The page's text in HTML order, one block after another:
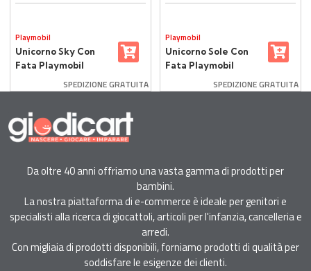
Playmobil
Unicorno Sky Con
Fata Playmobil
SPEDIZIONE GRATUITA
Playmobil
Unicorno Sole Con
Fata Playmobil
SPEDIZIONE GRATUITA
Da oltre 40 anni offriamo una vasta gamma di prodotti per
bambini.
La nostra piattaforma di e-commerce è ideale per genitori e
specialisti alla ricerca di giocattoli, articoli per l'infanzia, cancelleria e
arredi.
Con migliaia di prodotti disponibili, forniamo prodotti di qualità per
soddisfare le esigenze dei clienti.